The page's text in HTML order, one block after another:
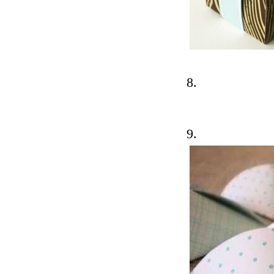
8.
9.